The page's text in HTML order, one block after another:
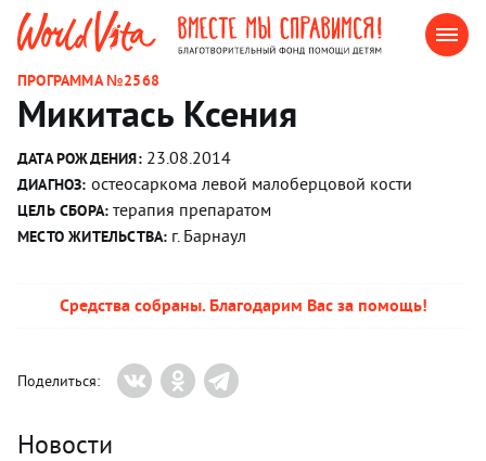
ПРОГРАММА №2568
Микитась Ксения
ДАТА РОЖДЕНИЯ:23.08.2014
ДИАГНОЗ: остеосаркома левой малоберцовой кости
ЦЕЛЬ СБОРА: терапия препаратом
МЕСТО ЖИТЕЛЬСТВА: г. Барнаул
Средства собраны. Благодарим Вас за помощь!
Поделиться:
Новости